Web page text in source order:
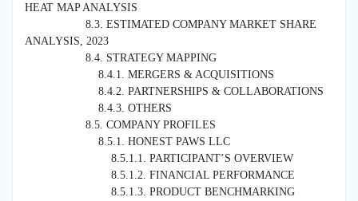
HEAT MAP ANALYSIS
8.3. ESTIMATED COMPANY MARKET SHARE
ANALYSIS, 2023
8.4. STRATEGY MAPPING
8.4.1. MERGERS & ACQUISITIONS
8.4.2. PARTNERSHIPS & COLLABORATIONS
8.4.3. OTHERS
8.5. COMPANY PROFILES
8.5.1. HONEST PAWS LLC
8.5.1.1. PARTICIPANT’S OVERVIEW
8.5.1.2. FINANCIAL PERFORMANCE
8.5.1.3. PRODUCT BENCHMARKING